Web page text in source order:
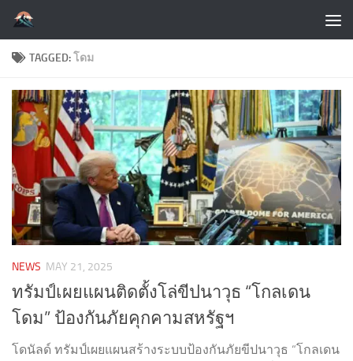
Skip to content
TAGGED:โดม
NEWS MAY 21, 2025
ทรัมป์เผยแผนติดตั้งโล่ขีปนาวุธ “โกลเดน
โดม” ป้องกันภัยคุกคามสหรัฐฯ
โดนัลด์ ทรัมป์เผยแผนสร้างระบบป้องกันภัยขีปนาวุธ “โกลเดน